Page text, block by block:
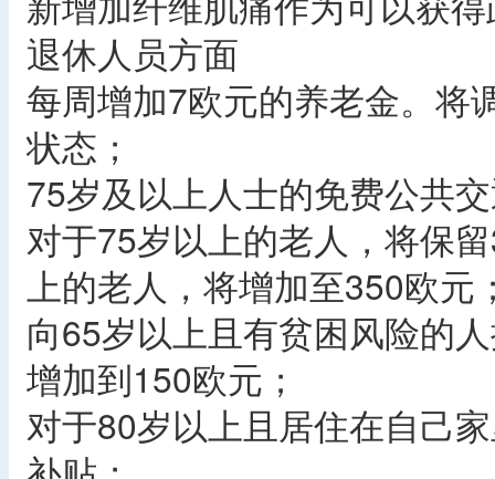
退休人员方面
每周增加7欧元的养老金。将
状态；
75岁及以上人士的免费公共
对于75岁以上的老人，将保
上的老人，将增加至350欧元
向65岁以上且有贫困风险的
增加到150欧元；
对于80岁以上且居住在自己